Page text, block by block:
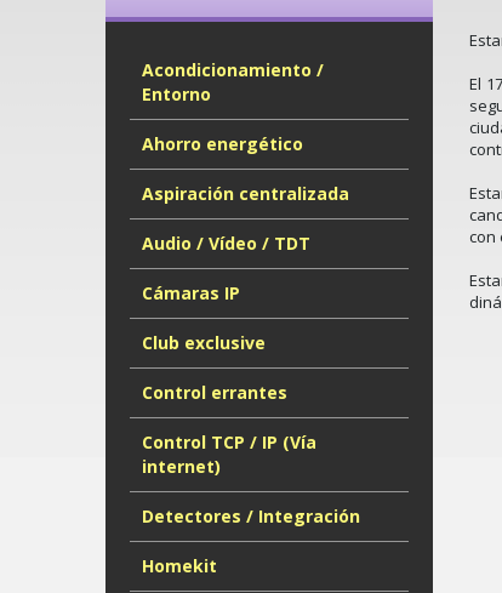
Acondicionamiento /
Entorno
Ahorro energético
Aspiración centralizada
Audio / Vídeo / TDT
Cámaras IP
Club exclusive
Control errantes
Control TCP / IP (Vía
internet)
Detectores / Integración
Homekit
El
con